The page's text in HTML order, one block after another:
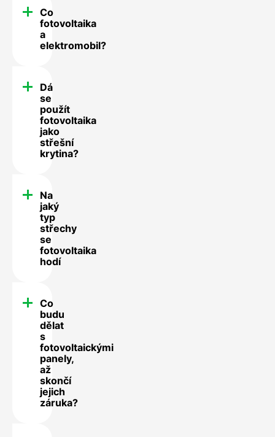
Co
fotovoltaika
a
elektromobil?
Dá
se
použít
fotovoltaika
jako
střešní
krytina?
Na
jaký
typ
střechy
se
fotovoltaika
hodí
Co
budu
dělat
s
fotovoltaickými
panely,
až
skončí
jejich
záruka?